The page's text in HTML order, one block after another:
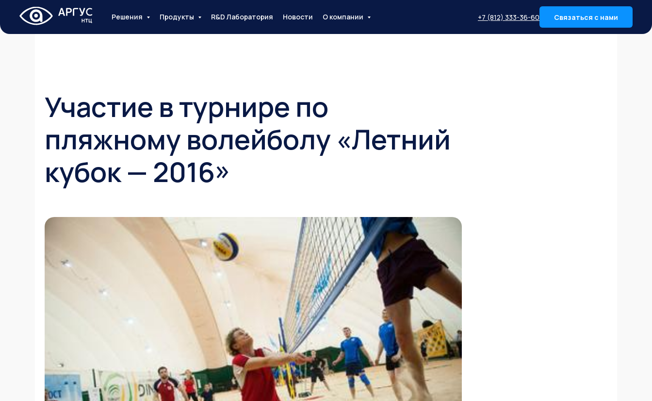
Решения Продукты R&D Лаборатория Новости О компании +7 (812) 333-36-60 Связаться с нами
Участие в турнире по
пляжному волейболу «Летний
кубок — 2016»